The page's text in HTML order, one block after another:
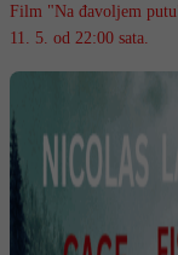
Film "Na đavoljem
11. 5. od 22:00 sata.